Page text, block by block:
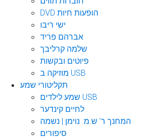
DVD הופעות חיות
ישי ריבו
אברהם פריד
שלמה קרליבך
פיוטים ובקשות
מוזיקה ב USB
תקליטורי שמע
שמע לילדים USB
לחיים קינדער
המחנך ר' ש.מ. נוימן | נשמה
סיפורים